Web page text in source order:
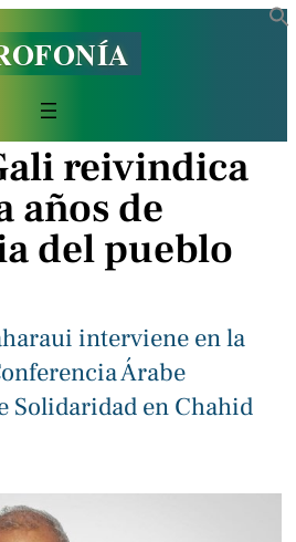
reivindica
años de
del pueblo
interviene en la
Árabe
Solidaridad en Chahid